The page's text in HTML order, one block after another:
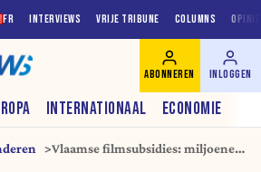
FR INTERVIEWS VRIJE TRIBUNE COLUMNS
INTERNATIONAAL ECONOMIE
ABONNEREN INLOGGEN
Vlaamse filmsubsidies: miljoenen